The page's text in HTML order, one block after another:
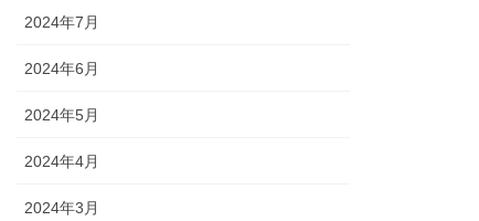
2024年7月
2024年6月
2024年5月
2024年4月
2024年3月